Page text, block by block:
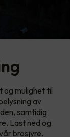
og mulighet til
av
samtidig
Last ned og
brosjyre.